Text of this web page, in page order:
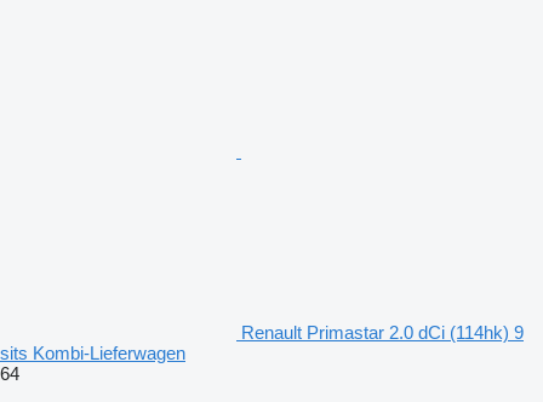
Renault Primastar 2.0 dCi (114hk) 9
sits Kombi-Lieferwagen
64